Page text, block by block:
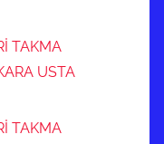
TAKMA
USTA
TAKMA